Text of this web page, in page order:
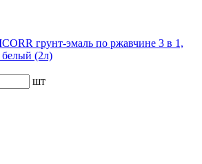
грунт-эмаль по ржавчине 3 в 1,
белый (2л)
шт